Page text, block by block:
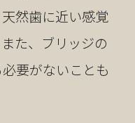
然歯に近い感覚
た、ブリッジの
要がないことも